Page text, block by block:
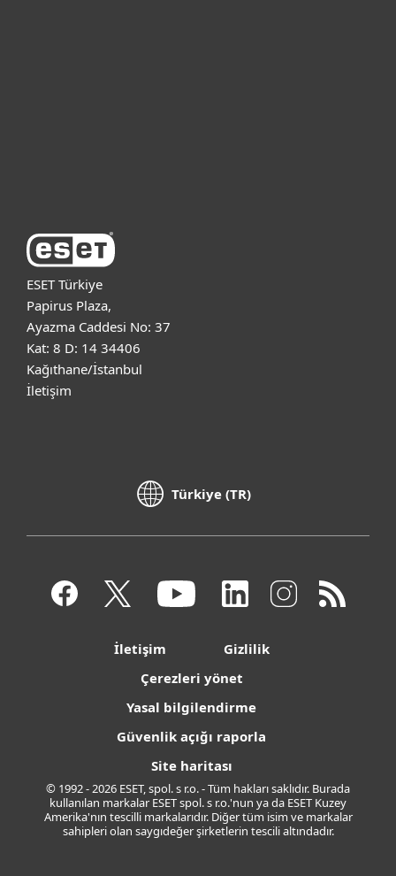
ESET Türkiye
Papirus Plaza,
Ayazma Caddesi No: 37
Kat: 8 D: 14 34406
Kağıthane/İstanbul
İletişim
Türkiye (TR)
İletişim
Gizlilik
Çerezleri yönet
Yasal bilgilendirme
Güvenlik açığı raporla
Site haritası
© 1992 - 2026 ESET, spol. s r.o. - Tüm hakları saklıdır. Burada
kullanılan markalar ESET spol. s r.o.'nun ya da ESET Kuzey
Amerika'nın tescilli markalarıdır. Diğer tüm isim ve markalar
sahipleri olan saygıdeğer şirketlerin tescili altındadır.